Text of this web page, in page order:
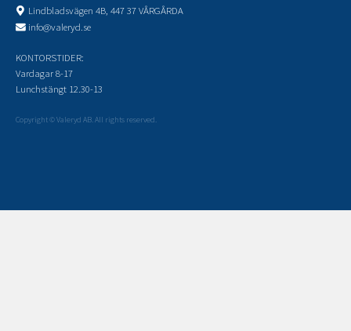
Lindbladsvägen 4B, 447 37 VÅRGÅRDA
info@valeryd.se
KONTORSTIDER:
Vardagar 8-17
Lunchstängt 12.30-13
Copyright © Valeryd AB. All rights reserved.